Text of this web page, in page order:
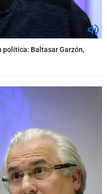
política: Baltasar Garzón,